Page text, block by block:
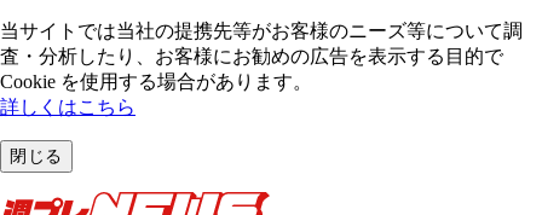
当サイトでは当社の提携先等がお客様のニーズ等について調
査・分析したり、お客様にお勧めの広告を表⽰する⽬的で
Cookie を使⽤する場合があります。
詳しくはこちら
閉じる